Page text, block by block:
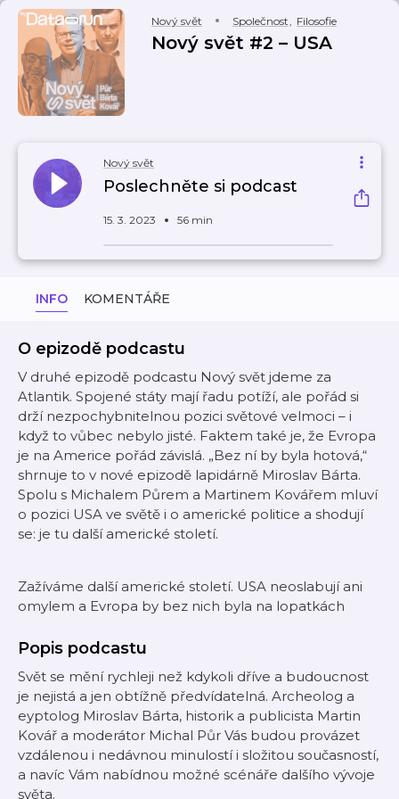
Nový svět Společnost, Filosofie
Nový svět #2 – USA
Nový svět
Poslechněte si podcast
15. 3. 2023 56 min
INFO KOMENTÁŘE
O epizodě podcastu
V druhé epizodě podcastu Nový svět jdeme za
Atlantik. Spojené státy mají řadu potíží, ale pořád si
drží nezpochybnitelnou pozici světové velmoci – i
když to vůbec nebylo jisté. Faktem také je, že Evropa
je na Americe pořád závislá. „Bez ní by byla hotová,“
shrnuje to v nové epizodě lapidárně Miroslav Bárta.
Spolu s Michalem Půrem a Martinem Kovářem mluví
o pozici USA ve světě i o americké politice a shodují
se: je tu další americké století.
Zažíváme další americké století. USA neoslabují ani
omylem a Evropa by bez nich byla na lopatkách
Popis podcastu
Svět se mění rychleji než kdykoli dříve a budoucnost
je nejistá a jen obtížně předvídatelná. Archeolog a
eyptolog Miroslav Bárta, historik a publicista Martin
Kovář a moderátor Michal Půr Vás budou provázet
vzdálenou i nedávnou minulostí i složitou současností,
a navíc Vám nabídnou možné scénáře dalšího vývoje
světa.